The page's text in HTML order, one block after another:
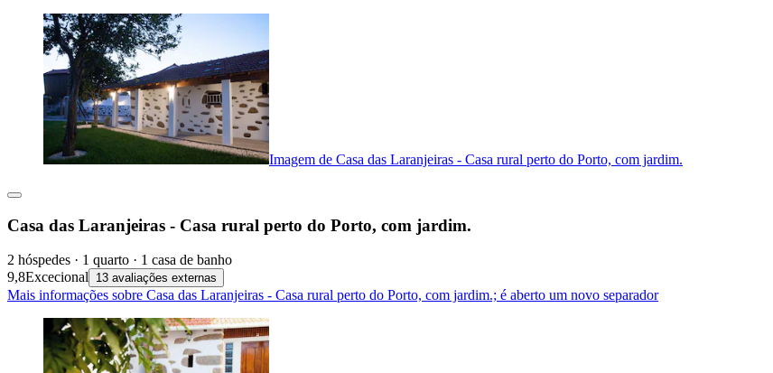
Imagem de Casa das Laranjeiras - Casa rural perto do Porto, com jardim.
Casa das Laranjeiras - Casa rural perto do Porto, com jardim.
2 hóspedes · 1 quarto · 1 casa de banho
9,8Excecional 13 avaliações externas
Mais informações sobre Casa das Laranjeiras - Casa rural perto do Porto, com jardim.; é aberto um novo separador